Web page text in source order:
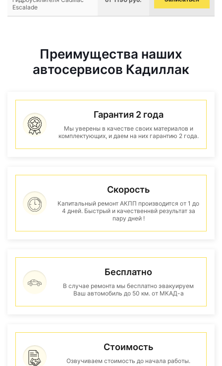
Escalade
Преимущества наших
автосервисов Кадиллак
Гарантия 2 года
Мы уверены в качестве своих материалов и
комплектующих, и даем на них гарантию 2 года.
Скорость
Капитальный ремонт АКПП производится от 1 до
4 дней. Быстрый и качественнвй результат за
пару дней !
Бесплатно
В случае ремонта мы бесплатно эвакуируем
Ваш автомобиль до 50 км. от МКАД-а
Стоимость
Озвучиваем стоимость до начала работы.